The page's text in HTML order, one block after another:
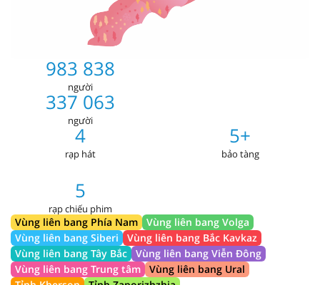
983 838
người
337 063
người
4
rạp hát
5+
bảo tàng
5
rạp chiếu phim
Vùng liên bang Phía Nam
Vùng liên bang Volga
Vùng liên bang Siberi
Vùng liên bang Bắc Kavkaz
Vùng liên bang Tây Bắc
Vùng liên bang Viễn Đông
Vùng liên bang Trung tâm
Vùng liên bang Ural